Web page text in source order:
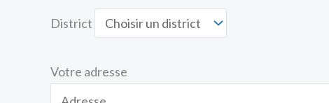
District
Votre adresse